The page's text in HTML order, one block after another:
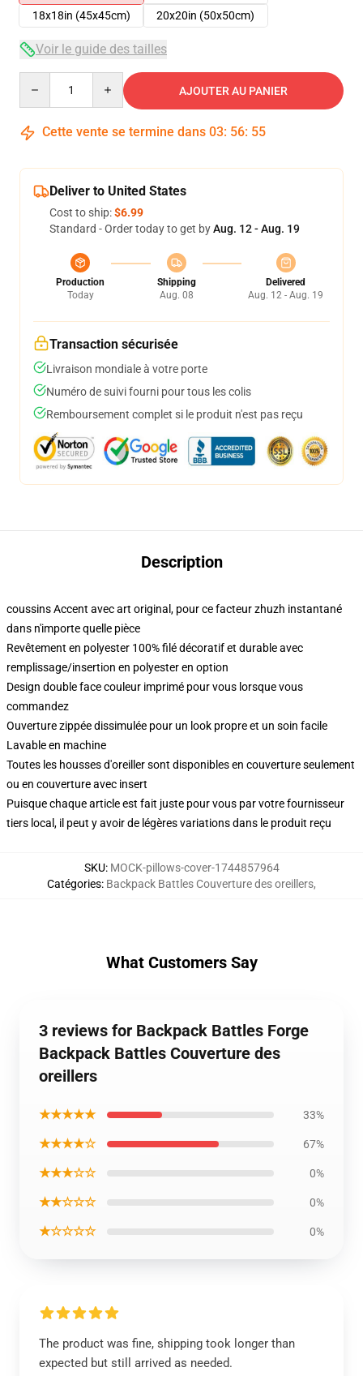
18x18in (45x45cm)
20x20in (50x50cm)
Voir le guide des tailles
AJOUTER AU PANIER
Cette vente se termine dans 03: 56: 55
Deliver to United States
Cost to ship:$6.99
Standard - Order today to get byAug. 12 - Aug. 19
Production
Today
Shipping
Aug. 08
Delivered
Aug. 12 - Aug. 19
Transaction sécurisée
Livraison mondiale à votre porte
Numéro de suivi fourni pour tous les colis
Remboursement complet si le produit n'est pas reçu
Description
coussins Accent avec art original, pour ce facteur zhuzh instantané
dans n'importe quelle pièce
Revêtement en polyester 100% filé décoratif et durable avec
remplissage/insertion en polyester en option
Design double face couleur imprimé pour vous lorsque vous
commandez
Ouverture zippée dissimulée pour un look propre et un soin facile
Lavable en machine
Toutes les housses d'oreiller sont disponibles en couverture seulement
ou en couverture avec insert
Puisque chaque article est fait juste pour vous par votre fournisseur
tiers local, il peut y avoir de légères variations dans le produit reçu
SKU: MOCK-pillows-cover-1744857964
Catégories: Backpack Battles Couverture des oreillers,
What Customers Say
3 reviews for Backpack Battles Forge
Backpack Battles Couverture des
oreillers
★★★★★ 33%
★★★★☆ 67%
★★★☆☆ 0%
★★☆☆☆ 0%
★☆☆☆☆ 0%
The product was fine, shipping took longer than
expected but still arrived as needed.